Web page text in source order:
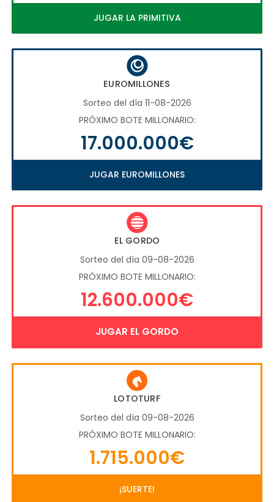
JUGAR LA PRIMITIVA
EUROMILLONES
Sorteo del día 11-08-2026
PRÓXIMO BOTE MILLONARIO:
17.000.000€
JUGAR EUROMILLONES
EL GORDO
Sorteo del día 09-08-2026
PRÓXIMO BOTE MILLONARIO:
12.600.000€
JUGAR EL GORDO
LOTOTURF
Sorteo del día 09-08-2026
PRÓXIMO BOTE MILLONARIO:
1.715.000€
¡SUERTE!